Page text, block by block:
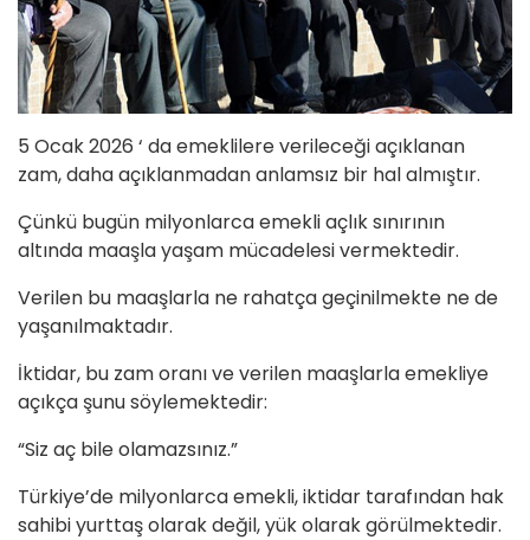
5 Ocak 2026 ‘ da emeklilere verileceği açıklanan
zam, daha açıklanmadan anlamsız bir hal almıştır.
Çünkü bugün milyonlarca emekli açlık sınırının
altında maaşla yaşam mücadelesi vermektedir.
Verilen bu maaşlarla ne rahatça geçinilmekte ne de
yaşanılmaktadır.
İktidar, bu zam oranı ve verilen maaşlarla emekliye
açıkça şunu söylemektedir:
“Siz aç bile olamazsınız.”
Türkiye’de milyonlarca emekli, iktidar tarafından hak
sahibi yurttaş olarak değil, yük olarak görülmektedir.